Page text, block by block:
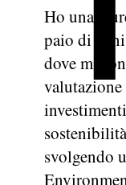
Ho una
paio di
dove mi
svolgendo